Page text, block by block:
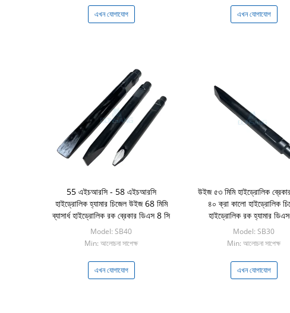
এখন যোগাযোগ এখন যোগাযোগ
55 এইচআরসি - 58 এইচআরসি
হাইড্রোলিক হ্যামার চিজেল উইজ 68 মিমি
ব্যাসার্ধ হাইড্রোলিক রক ব্রেকার ডিএস 8 সি
Model: SB40
Min: আলোচনা সাপেক্ষ
এখন যোগাযোগ
উইজ ৫৩ মিমি হাইড্রোলিক
৪০ ক্রা কালো হাইড্রোলিক
হাইড্রোলিক রক হ্যামার
Model: SB30
Min: আলোচনা সাপেক্ষ
এখন যোগাযোগ